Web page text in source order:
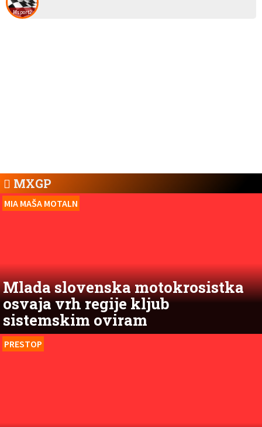
Msport2
MXGP
MIA MAŠA MOTALN
Mlada slovenska motokrosistka
osvaja vrh regije kljub
sistemskim oviram
PRESTOP